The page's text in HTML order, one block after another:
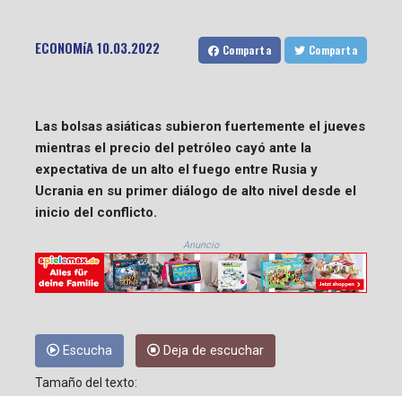
ECONOMíA10.03.2022 Comparta Comparta
Las bolsas asiáticas subieron fuertemente el jueves
mientras el precio del petróleo cayó ante la
expectativa de un alto el fuego entre Rusia y
Ucrania en su primer diálogo de alto nivel desde el
inicio del conflicto.
Anuncio
Escucha Deja de escuchar
Tamaño del texto: